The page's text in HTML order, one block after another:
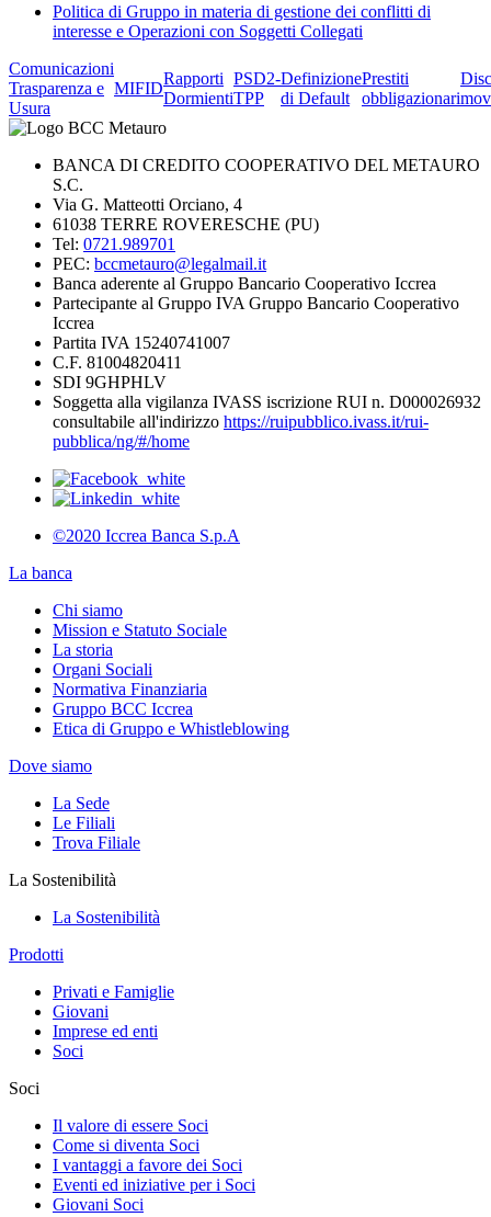
Politica di Gruppo in materia di gestione dei conflitti di
interesse e Operazioni con Soggetti Collegati
Comunicazioni
Trasparenza e
Usura
MIFID
Rapporti
Dormienti
PSD2-
TPP
Definizione
di Default
Prestiti
obbligazionari
BANCA DI CREDITO COOPERATIVO DEL METAURO
S.C.
Via G. Matteotti Orciano, 4
61038 TERRE ROVERESCHE (PU)
Tel: 0721.989701
PEC: bccmetauro@legalmail.it
Banca aderente al Gruppo Bancario Cooperativo Iccrea
Partecipante al Gruppo IVA Gruppo Bancario Cooperativo
Iccrea
Partita IVA 15240741007
C.F. 81004820411
SDI 9GHPHLV
Soggetta alla vigilanza IVASS iscrizione RUI n. D000026932
consultabile all'indirizzo https://ruipubblico.ivass.it/rui-
pubblica/ng/#/home
©2020 Iccrea Banca S.p.A
La banca
Chi siamo
Mission e Statuto Sociale
La storia
Organi Sociali
Normativa Finanziaria
Gruppo BCC Iccrea
Etica di Gruppo e Whistleblowing
Dove siamo
La Sede
Le Filiali
Trova Filiale
La Sostenibilità
La Sostenibilità
Prodotti
Privati e Famiglie
Giovani
Imprese ed enti
Soci
Soci
Il valore di essere Soci
Come si diventa Soci
I vantaggi a favore dei Soci
Eventi ed iniziative per i Soci
Giovani Soci